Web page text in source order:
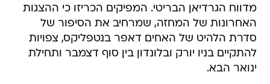
מדווח הגרדיאן הבריטי. המפיקים הכריזו כי ההצגות
האחרונות של המחזה, שמרחיב את הסיפור של
סדרת הלהיט של האחים דאפר בנטפליקס, צפויות
להתקיים בניו יורק ובלונדון בין סוף דצמבר ותחילת
ינואר הבא.